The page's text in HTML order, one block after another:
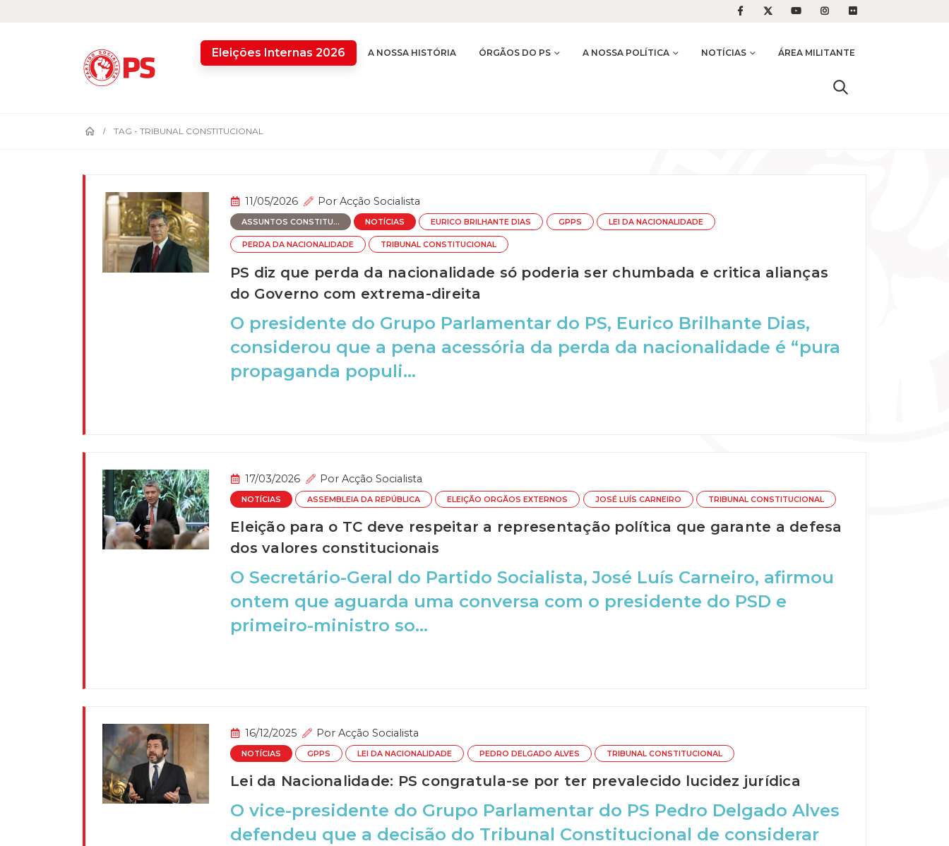
Eleições Internas 2026 A NOSSA HISTÓRIA ÓRGÃOS DO PS A NOSSA POLÍTICA NOTÍCIAS ÁREA MILITANTE
TAG - TRIBUNAL CONSTITUCIONAL
11/05/2026 Por Acção Socialista
ASSUNTOS CONSTITU... NOTÍCIAS EURICO BRILHANTE DIAS GPPS LEI DA NACIONALIDADE
PERDA DA NACIONALIDADE TRIBUNAL CONSTITUCIONAL
PS diz que perda da nacionalidade só poderia ser chumbada e critica alianças
do Governo com extrema-direita
O presidente do Grupo Parlamentar do PS, Eurico Brilhante Dias,
considerou que a pena acessória da perda da nacionalidade é “pura
propaganda populi...
17/03/2026 Por Acção Socialista
NOTÍCIAS ASSEMBLEIA DA REPÚBLICA ELEIÇÃO ORGÃOS EXTERNOS JOSÉ LUÍS CARNEIRO TRIBUNAL CONSTITUCIONAL
Eleição para o TC deve respeitar a representação política que garante a defesa
dos valores constitucionais
O Secretário-Geral do Partido Socialista, José Luís Carneiro, afirmou
ontem que aguarda uma conversa com o presidente do PSD e
primeiro-ministro so...
16/12/2025 Por Acção Socialista
NOTÍCIAS GPPS LEI DA NACIONALIDADE PEDRO DELGADO ALVES TRIBUNAL CONSTITUCIONAL
Lei da Nacionalidade: PS congratula-se por ter prevalecido lucidez jurídica
O vice-presidente do Grupo Parlamentar do PS Pedro Delgado Alves
defendeu que a decisão do Tribunal Constitucional de considerar